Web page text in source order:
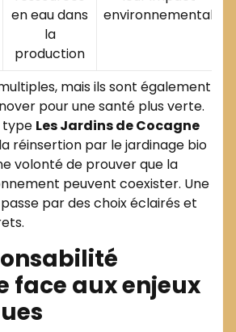
en eau dans
la
production
environnemental
mais ils sont également
pour une santé plus verte.
type Les Jardins de Cocagne
réinsertion par le jardinage bio
volonté de prouver que la
peuvent coexister. Une
par des choix éclairés et
face aux enjeux